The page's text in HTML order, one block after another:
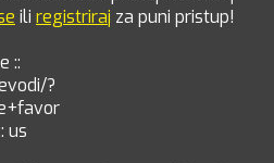
ili registriraj za puni pristup!
::
?
us